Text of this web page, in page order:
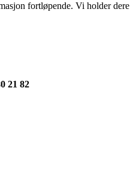
fortløpende. Vi holder dere
21 82